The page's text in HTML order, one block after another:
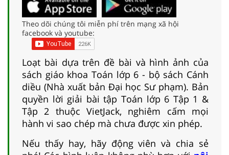
Theo dõi chúng tôi miễn phí trên mạng xã hội
facebook và youtube:
Loạt bài dựa trên đề bài và hình ảnh của
sách giáo khoa Toán lớp 6 - bộ sách Cánh
diều (Nhà xuất bản Đại học Sư phạm). Bản
quyền lời giải bài tập Toán lớp 6 Tập 1 &
Tập 2 thuộc VietJack, nghiêm cấm mọi
hành vi sao chép mà chưa được xin phép.
Nếu thấy hay, hãy động viên và chia sẻ